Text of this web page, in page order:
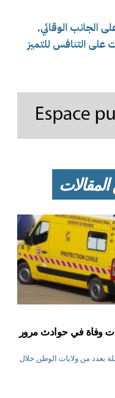
الجانب الوقائي,
على التنافس للتميز
غرقا و 06 حالات وفاة في حوادث مرور
بعدد من ولايات الوطن خلال